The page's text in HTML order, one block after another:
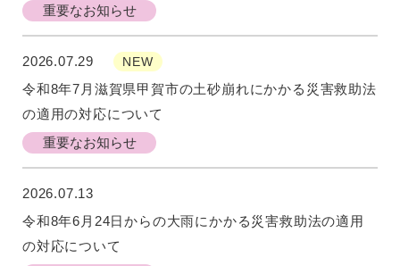
重要なお知らせ
2026.07.29 NEW
重要なお知らせ
令和8年7月滋賀県甲賀市の土砂崩れにかかる災害救助法
の適用の対応について
2026.07.13
令和8年6月24日からの大雨にかかる災害救助法の適用
の対応について